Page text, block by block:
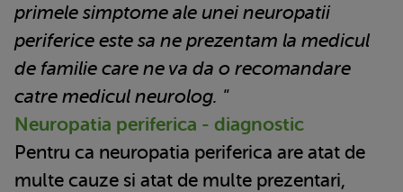
primele simptome ale unei neuropatii
periferice este sa ne prezentam la medicul
de familie care ne va da o recomandare
catre medicul neurolog. "
Neuropatia periferica - diagnostic
Pentru ca neuropatia periferica are atat de
multe cauze si atat de multe prezentari,